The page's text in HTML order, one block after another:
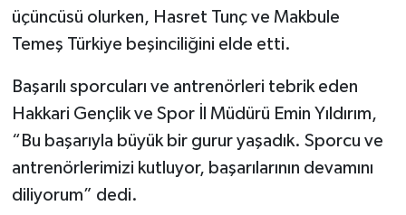
üçüncüsü olurken, Hasret Tunç ve Makbule
Temeş Türkiye beşinciliğini elde etti.
Başarılı sporcuları ve antrenörleri tebrik eden
Hakkari Gençlik ve Spor İl Müdürü Emin Yıldırım,
“Bu başarıyla büyük bir gurur yaşadık. Sporcu ve
antrenörlerimizi kutluyor, başarılarının devamını
diliyorum” dedi.